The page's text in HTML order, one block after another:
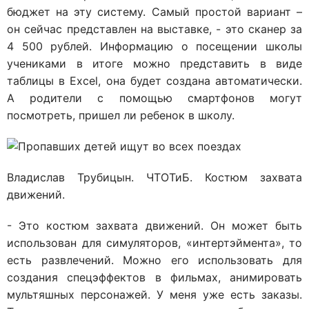
бюджет на эту систему. Самый простой вариант –
он сейчас представлен на выставке, - это сканер за
4 500 рублей. Информацию о посещении школы
учениками в итоге можно представить в виде
таблицы в Excel, она будет создана автоматически.
А родители с помощью смартфонов могут
посмотреть, пришел ли ребенок в школу.
Владислав Трубицын. ЧТОТиБ. Костюм захвата
движений.
- Это костюм захвата движений. Он может быть
использован для симуляторов, «интертэймента», то
есть развлечений. Можно его использовать для
создания спецэффектов в фильмах, анимировать
мультяшных персонажей. У меня уже есть заказы.